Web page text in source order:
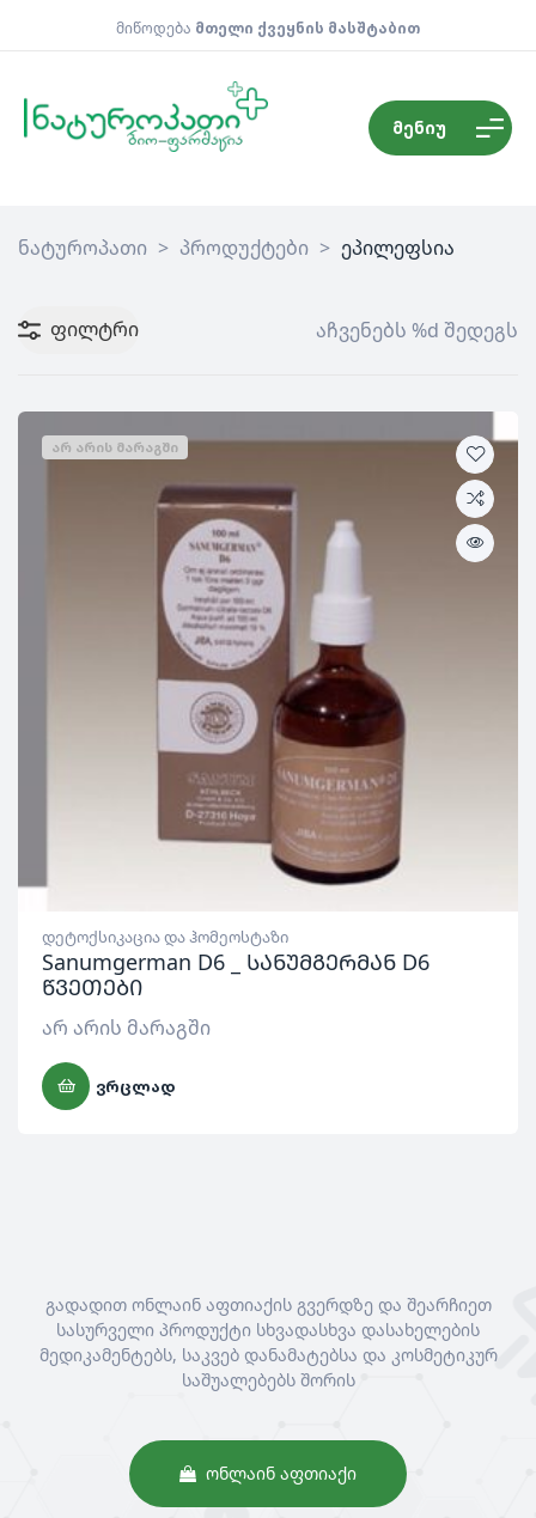
მიწოდება მთელი ქვეყნის მასშტაბით
მენიუ
ნატუროპათი > პროდუქტები > ეპილეფსია
ფილტრი აჩვენებს %d შედეგს
ᲐᲠ ᲐᲠᲘᲡ ᲛᲐᲠᲐᲒᲨᲘ
დეტოქსიკაცია და ჰომეოსტაზი
Sanumgerman D6 _ სანუმგერმან D6
წვეთები
არ არის მარაგში
ᲕᲠᲪᲚᲐᲓ
გადადით ონლაინ აფთიაქის გვერდზე და შეარჩიეთ
სასურველი პროდუქტი სხვადასხვა დასახელების
მედიკამენტებს, საკვებ დანამატებსა და კოსმეტიკურ
საშუალებებს შორის
ᲝᲜᲚᲐᲘᲜ ᲐᲤᲗᲘᲐᲥᲘ